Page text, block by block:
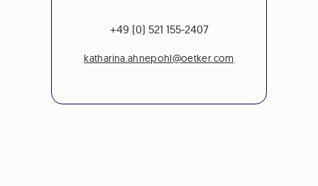
+49 (0) 521 155-2407
katharina.ahnepohl@oetker.com